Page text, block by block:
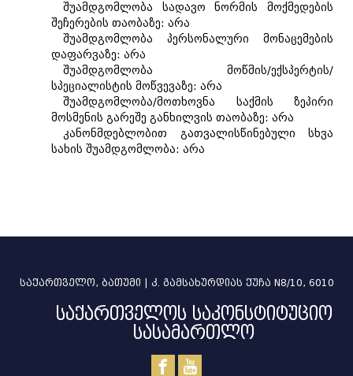
შუამდგომლობა სადავო ნორმის მოქმედების
შეჩერების თაობაზე: არა
შუამდგომლობა პერსონალური მონაცემების
დაფარვაზე: არა
შუამდგომლობა მოწმის/ექსპერტის/
სპეციალისტის მოწვევაზე: არა
შუამდგომლობა/მოთხოვნა საქმის ზეპირი
მოსმენის გარეშე განხილვის თაობაზე: არა
კანონმდებლობით გათვალისწინებული სხვა
სახის შუამდგომლობა: არა
საქართველო, ბათუმი | კ. გამსახურდიას ქუჩა N8/10, 6010
საქართველოს საკონსტიტუციო
სასამართლო